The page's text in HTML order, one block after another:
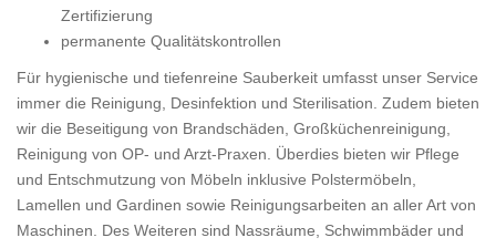
Zertifizierung
permanente Qualitätskontrollen
Für hygienische und tiefenreine Sauberkeit umfasst unser Service
immer die Reinigung, Desinfektion und Sterilisation. Zudem bieten
wir die Beseitigung von Brandschäden, Großküchenreinigung,
Reinigung von OP- und Arzt-Praxen. Überdies bieten wir Pflege
und Entschmutzung von Möbeln inklusive Polstermöbeln,
Lamellen und Gardinen sowie Reinigungsarbeiten an aller Art von
Maschinen. Des Weiteren sind Nassräume, Schwimmbäder und